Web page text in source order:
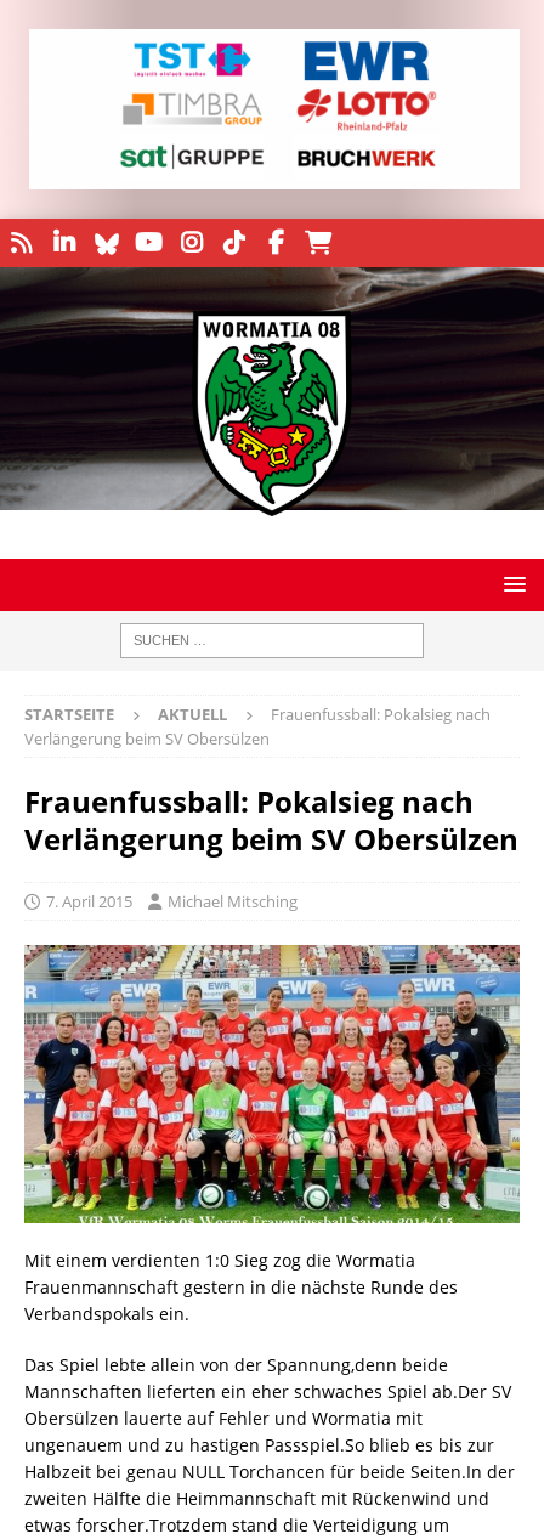
STARTSEITE AKTUELL
Frauenfussball: Pokalsieg nach
Verlängerung beim SV Obersülzen
Frauenfussball: Pokalsieg nach
Verlängerung beim SV Obersülzen
7. April 2015 Michael Mitsching
Mit einem verdienten 1:0 Sieg zog die Wormatia
Frauenmannschaft gestern in die nächste Runde des
Verbandspokals ein.
Das Spiel lebte allein von der Spannung,denn beide
Mannschaften lieferten ein eher schwaches Spiel ab.Der SV
Obersülzen lauerte auf Fehler und Wormatia mit
ungenauem und zu hastigen Passspiel.So blieb es bis zur
Halbzeit bei genau NULL Torchancen für beide Seiten.In der
zweiten Hälfte die Heimmannschaft mit Rückenwind und
etwas forscher.Trotzdem stand die Verteidigung um